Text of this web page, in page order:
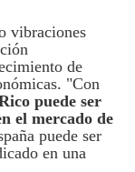
vibraciones
de
"Con
puede ser
el mercado de
puede ser
en una